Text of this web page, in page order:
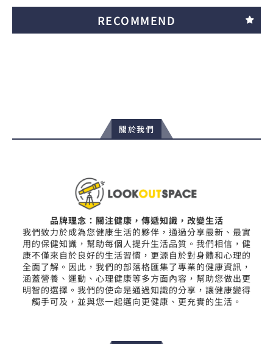
RECOMMEND
關於我們
品牌理念：關注健康，傳遞知識，改變生活
我們致力於成為您健康生活的夥伴，通過分享最新、最實
用的保健知識，幫助每個人提升生活品質。我們相信，健
康不僅來自於良好的生活習慣，更源自於對身體和心理的
全面了解。因此，我們的部落格匯集了專業的健康資訊，
涵蓋營養、運動、心理健康等多方面內容，幫助您做出更
明智的選擇。我們的使命是通過知識的分享，讓健康變得
觸手可及，並與您一起邁向更健康、更充實的生活。